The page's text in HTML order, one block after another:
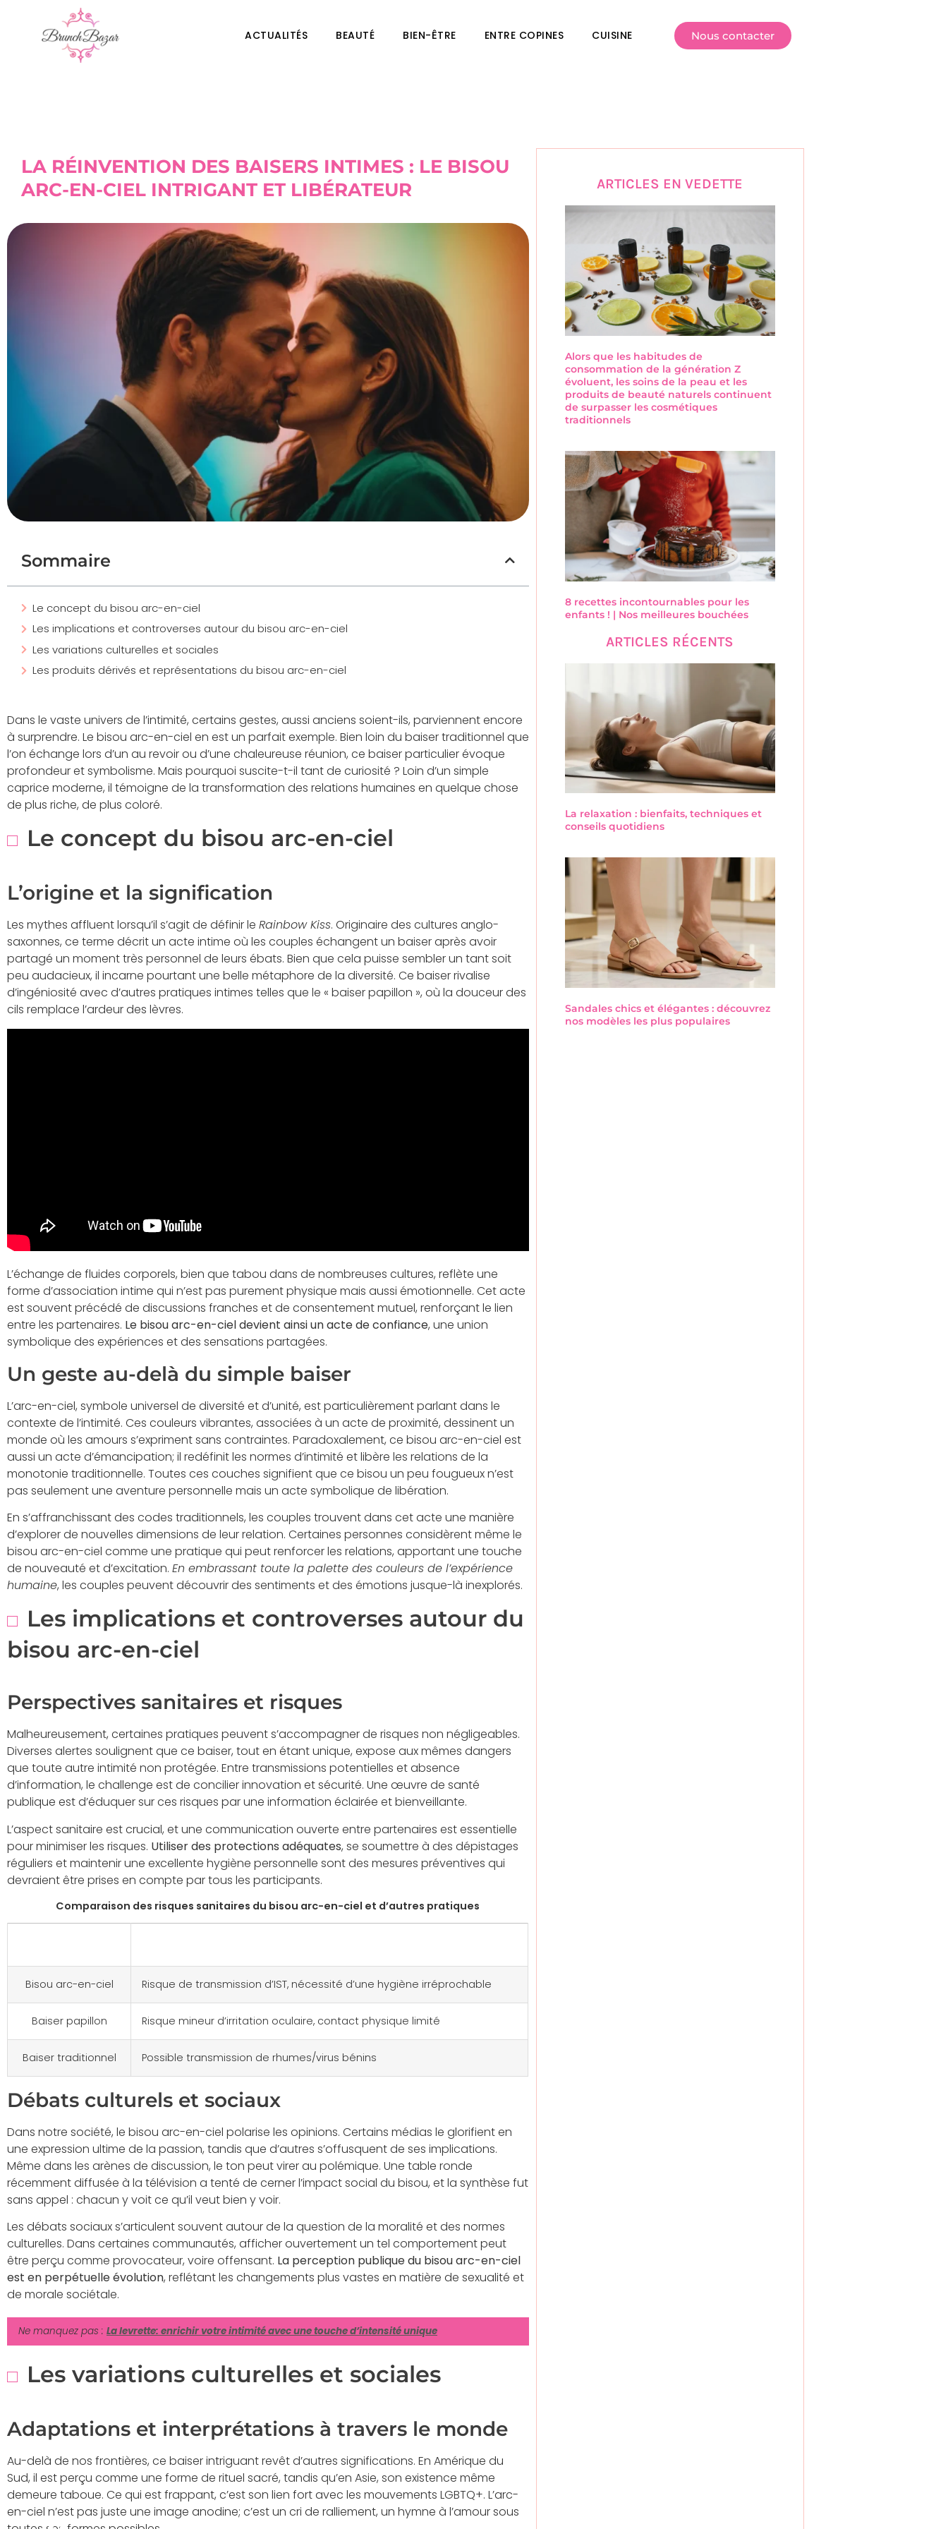
ACTUALITÉS BEAUTÉ BIEN-ÊTRE ENTRE COPINES CUISINE Nous contacter
LA RÉINVENTION DES BAISERS INTIMES : LE BISOU
ARC-EN-CIEL INTRIGANT ET LIBÉRATEUR
Sommaire
Le concept du bisou arc-en-ciel
Les implications et controverses autour du bisou arc-en-ciel
Les variations culturelles et sociales
Les produits dérivés et représentations du bisou arc-en-ciel
Dans le vaste univers de l’intimité, certains gestes, aussi anciens soient-ils, parviennent encore
à surprendre. Le bisou arc-en-ciel en est un parfait exemple. Bien loin du baiser traditionnel que
l’on échange lors d’un au revoir ou d’une chaleureuse réunion, ce baiser particulier évoque
profondeur et symbolisme. Mais pourquoi suscite-t-il tant de curiosité ? Loin d’un simple
caprice moderne, il témoigne de la transformation des relations humaines en quelque chose
de plus riche, de plus coloré.
Le concept du bisou arc-en-ciel
L’origine et la signification
Les mythes affluent lorsqu’il s’agit de définir le Rainbow Kiss. Originaire des cultures anglo-
saxonnes, ce terme décrit un acte intime où les couples échangent un baiser après avoir
partagé un moment très personnel de leurs ébats. Bien que cela puisse sembler un tant soit
peu audacieux, il incarne pourtant une belle métaphore de la diversité. Ce baiser rivalise
d’ingéniosité avec d’autres pratiques intimes telles que le « baiser papillon », où la douceur des
cils remplace l’ardeur des lèvres.
L’échange de fluides corporels, bien que tabou dans de nombreuses cultures, reflète une
forme d’association intime qui n’est pas purement physique mais aussi émotionnelle. Cet acte
est souvent précédé de discussions franches et de consentement mutuel, renforçant le lien
entre les partenaires. Le bisou arc-en-ciel devient ainsi un acte de confiance, une union
symbolique des expériences et des sensations partagées.
Un geste au-delà du simple baiser
L’arc-en-ciel, symbole universel de diversité et d’unité, est particulièrement parlant dans le
contexte de l’intimité. Ces couleurs vibrantes, associées à un acte de proximité, dessinent un
monde où les amours s’expriment sans contraintes. Paradoxalement, ce bisou arc-en-ciel est
aussi un acte d’émancipation; il redéfinit les normes d’intimité et libère les relations de la
monotonie traditionnelle. Toutes ces couches signifient que ce bisou un peu fougueux n’est
pas seulement une aventure personnelle mais un acte symbolique de libération.
En s’affranchissant des codes traditionnels, les couples trouvent dans cet acte une manière
d’explorer de nouvelles dimensions de leur relation. Certaines personnes considèrent même le
bisou arc-en-ciel comme une pratique qui peut renforcer les relations, apportant une touche
de nouveauté et d’excitation. En embrassant toute la palette des couleurs de l’expérience
humaine, les couples peuvent découvrir des sentiments et des émotions jusque-là inexplorés.
Les implications et controverses autour du
bisou arc-en-ciel
Perspectives sanitaires et risques
Malheureusement, certaines pratiques peuvent s’accompagner de risques non négligeables.
Diverses alertes soulignent que ce baiser, tout en étant unique, expose aux mêmes dangers
que toute autre intimité non protégée. Entre transmissions potentielles et absence
d’information, le challenge est de concilier innovation et sécurité. Une œuvre de santé
publique est d’éduquer sur ces risques par une information éclairée et bienveillante.
L’aspect sanitaire est crucial, et une communication ouverte entre partenaires est essentielle
pour minimiser les risques. Utiliser des protections adéquates, se soumettre à des dépistages
réguliers et maintenir une excellente hygiène personnelle sont des mesures préventives qui
devraient être prises en compte par tous les participants.
Comparaison des risques sanitaires du bisou arc-en-ciel et d’autres pratiques
Bisou arc-en-ciel Risque de transmission d’IST, nécessité d’une hygiène irréprochable
Baiser papillon Risque mineur d’irritation oculaire, contact physique limité
Baiser traditionnel Possible transmission de rhumes/virus bénins
Débats culturels et sociaux
Dans notre société, le bisou arc-en-ciel polarise les opinions. Certains médias le glorifient en
une expression ultime de la passion, tandis que d’autres s’offusquent de ses implications.
Même dans les arènes de discussion, le ton peut virer au polémique. Une table ronde
récemment diffusée à la télévision a tenté de cerner l’impact social du bisou, et la synthèse fut
sans appel : chacun y voit ce qu’il veut bien y voir.
Les débats sociaux s’articulent souvent autour de la question de la moralité et des normes
culturelles. Dans certaines communautés, afficher ouvertement un tel comportement peut
être perçu comme provocateur, voire offensant. La perception publique du bisou arc-en-ciel
est en perpétuelle évolution, reflétant les changements plus vastes en matière de sexualité et
de morale sociétale.
Ne manquez pas : La levrette: enrichir votre intimité avec une touche d’intensité unique
Les variations culturelles et sociales
Adaptations et interprétations à travers le monde
Au-delà de nos frontières, ce baiser intriguant revêt d’autres significations. En Amérique du
Sud, il est perçu comme une forme de rituel sacré, tandis qu’en Asie, son existence même
demeure taboue. Ce qui est frappant, c’est son lien fort avec les mouvements LGBTQ+. L’arc-
en-ciel n’est pas juste une image anodine; c’est un cri de ralliement, un hymne à l’amour sous
ARTICLES EN VEDETTE
Alors que les habitudes de
consommation de la génération Z
évoluent, les soins de la peau et les
produits de beauté naturels continuent
de surpasser les cosmétiques
traditionnels
8 recettes incontournables pour les
enfants ! | Nos meilleures bouchées
ARTICLES RÉCENTS
La relaxation : bienfaits, techniques et
conseils quotidiens
Sandales chics et élégantes : découvrez
nos modèles les plus populaires